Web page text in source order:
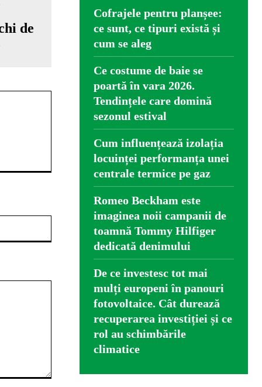
de
Cofrajele pentru planșee:
ce sunt, ce tipuri există și
cum se aleg
Ce costume de baie se
poartă în vara 2026.
Tendințele care domină
sezonul estival
Cum influențează izolația
locuinței performanța unei
centrale termice pe gaz
Romeo Beckham este
imaginea noii campanii de
toamnă Tommy Hilfiger
dedicată denimului
De ce investesc tot mai
mulți europeni în panouri
fotovoltaice. Cât durează
recuperarea investiției și ce
rol au schimbările
climatice